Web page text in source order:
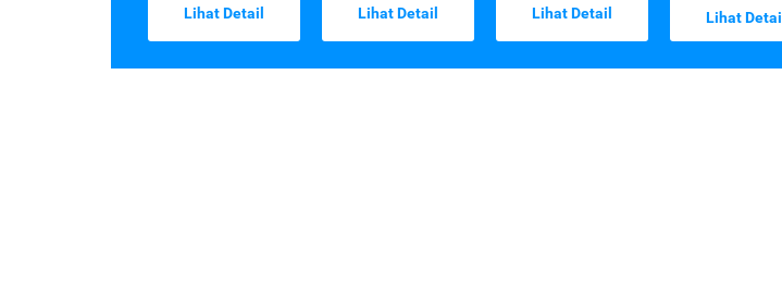
Lihat Detail Lihat Detail Lihat Detail Lihat Detail